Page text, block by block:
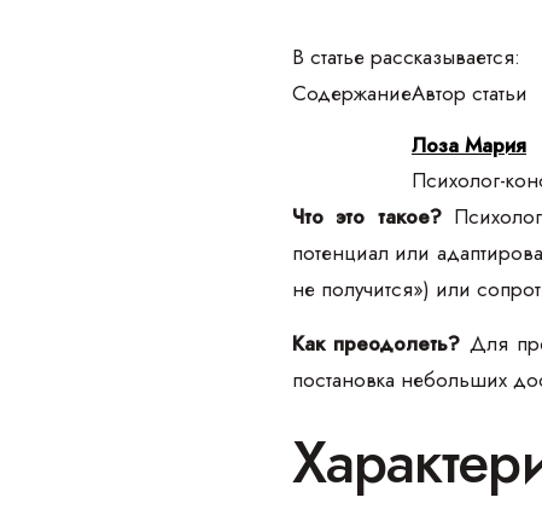
В статье рассказывается:
СодержаниеАвтор статьи
Лоза Мария
Психолог-
Что это такое?
потенциал или
не получится») или
Как преодолеть? Для
постановка небольших